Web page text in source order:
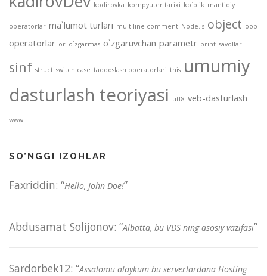
kodirovka kompyuter tarixi ko`plik mantiqiy
operatorlar ma`lumot turlari multiline comment Node.js object oop
operatorlar or o`zgarmas o`zgaruvchan parametr print savollar
sinf struct switch case taqqoslash operatorlari this umumiy
dasturlash teoriyasi utf8 veb-dasturlash
www
SO’NGGI IZOHLAR
Faxriddin: “Hello, John Doe!”
Abdusamat Solijonov: “Albatta, bu VDS ning asosiy vazifasi”
Sardorbek12: “Assalomu alaykum bu serverlardana Hosting